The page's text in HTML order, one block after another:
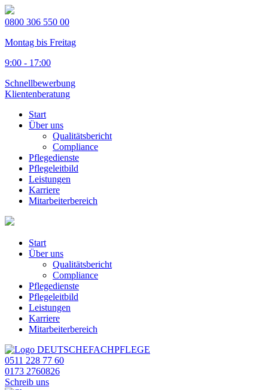
0800 306 550 00
Montag bis Freitag
9:00 - 17:00
Schnellbewerbung
Klientenberatung
Start
Über uns
Qualitätsbericht
Compliance
Pflegedienste
Pflegeleitbild
Leistungen
Karriere
Mitarbeiterbereich
Start
Über uns
Qualitätsbericht
Compliance
Pflegedienste
Pflegeleitbild
Leistungen
Karriere
Mitarbeiterbereich
0511 228 77 60
0173 2760826
Schreib uns